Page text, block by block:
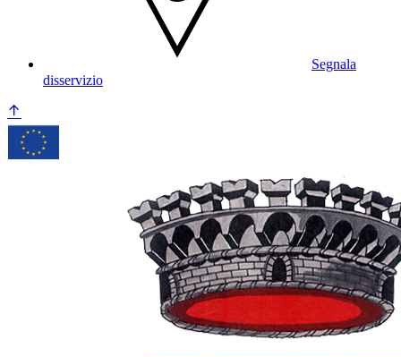
Segnala
disservizio